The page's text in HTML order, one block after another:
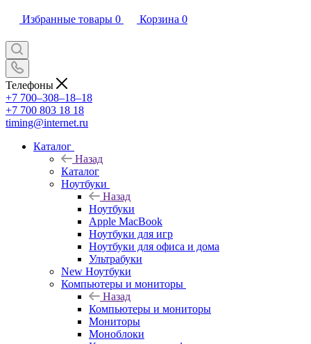
Избранные товары 0 Корзина 0
Телефоны
+7 700‒308‒18‒18
+7 700 803 18 18
timing@internet.ru
Каталог
Назад
Каталог
Ноутбуки
Назад
Ноутбуки
Apple MacBook
Ноутбуки для игр
Ноутбуки для офиса и дома
Ультрабуки
New Ноутбуки
Компьютеры и мониторы
Назад
Компьютеры и мониторы
Мониторы
Моноблоки